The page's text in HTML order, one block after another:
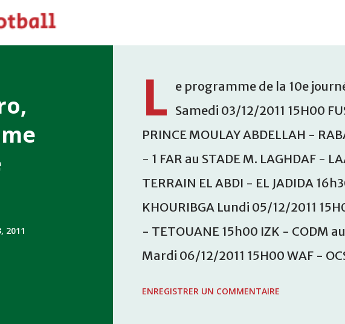
2011
L e programme de la 10e
Samedi 03/12/2011 15H00
PRINCE MOULAY ABDELLAH -
- 1 FAR au STADE M. LAGHDAF -
TERRAIN EL ABDI - EL JADIDA
KHOURIBGA Lundi 05/12/2011
- TETOUANE 15h00 IZK - CODM
Mardi 06/12/2011 15H00 WAF -
ENREGISTRER UN COMMENTAIRE